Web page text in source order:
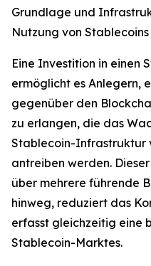
Grundlage und
Nutzung von
Eine Investition in einen
ermöglicht es Anlegern,
gegenüber den
zu erlangen, die das
Stablecoin-Infrastruktur
antreiben werden.
über mehrere führende
hinweg, reduziert das
erfasst gleichzeitig eine
Stablecoin-Marktes.